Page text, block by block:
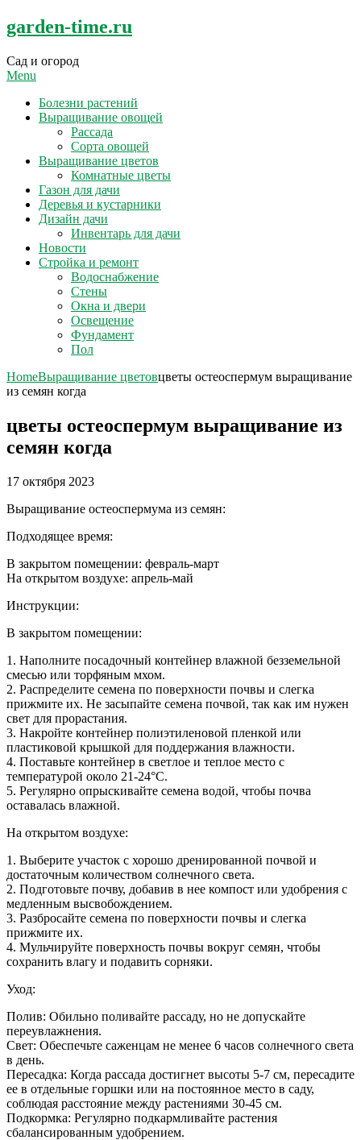
Skip
to
garden-time.ru
Сад и огород
Menu
Болезни растений
Выращивание овощей
Рассада
Сорта овощей
Выращивание цветов
Комнатные цветы
Газон для дачи
Деревья и кустарники
Дизайн дачи
Инвентарь для дачи
Новости
Стройка и ремонт
Водоснабжение
Стены
Окна и двери
Освещение
Фундамент
Пол
HomeВыращивание цветовцветы остеоспермум выращивание
из семян когда
цветы остеоспермум выращивание из
семян когда
17 октября 2023
Выращивание остеоспермума из семян:
Подходящее время:
В закрытом помещении: февраль-март
На открытом воздухе: апрель-май
Инструкции:
В закрытом помещении:
1. Наполните посадочный контейнер влажной безземельной
смесью или торфяным мхом.
2. Распределите семена по поверхности почвы и слегка
прижмите их. Не засыпайте семена почвой, так как им нужен
свет для прорастания.
3. Накройте контейнер полиэтиленовой пленкой или
пластиковой крышкой для поддержания влажности.
4. Поставьте контейнер в светлое и теплое место с
температурой около 21-24°C.
5. Регулярно опрыскивайте семена водой, чтобы почва
оставалась влажной.
На открытом воздухе:
1. Выберите участок с хорошо дренированной почвой и
достаточным количеством солнечного света.
2. Подготовьте почву, добавив в нее компост или удобрения с
медленным высвобождением.
3. Разбросайте семена по поверхности почвы и слегка
прижмите их.
4. Мульчируйте поверхность почвы вокруг семян, чтобы
сохранить влагу и подавить сорняки.
Уход:
Полив: Обильно поливайте рассаду, но не допускайте
переувлажнения.
Свет: Обеспечьте саженцам не менее 6 часов солнечного света
в день.
Пересадка: Когда рассада достигнет высоты 5-7 см, пересадите
ее в отдельные горшки или на постоянное место в саду,
соблюдая расстояние между растениями 30-45 см.
Подкормка: Регулярно подкармливайте растения
сбалансированным удобрением.